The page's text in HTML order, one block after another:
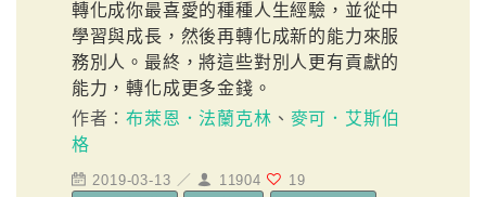
轉化成你最喜愛的種種人生經驗，並從中
學習與成長，然後再轉化成新的能力來服
務別人。最終，將這些對別人更有貢獻的
能力，轉化成更多金錢。
作者：布萊恩．法蘭克林 、 麥可．艾斯伯
格
2019-03-13 ／ 11904 19